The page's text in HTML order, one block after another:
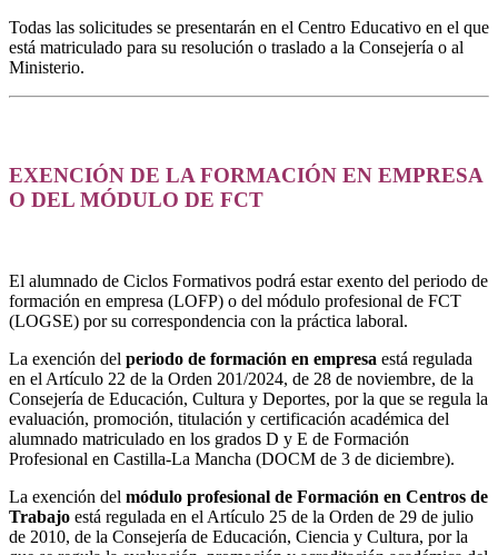
Todas las solicitudes se presentarán en el Centro Educativo en el que
está matriculado para su resolución o traslado a la Consejería o al
Ministerio.
EXENCIÓN DE LA FORMACIÓN EN EMPRESA
O DEL MÓDULO DE FCT
El alumnado de Ciclos Formativos podrá estar exento del periodo de
formación en empresa (LOFP) o del módulo profesional de FCT
(LOGSE) por su correspondencia con la práctica laboral.
La exención del periodo de formación en empresa está regulada
en el Artículo 22 de la Orden 201/2024, de 28 de noviembre, de la
Consejería de Educación, Cultura y Deportes, por la que se regula la
evaluación, promoción, titulación y certificación académica del
alumnado matriculado en los grados D y E de Formación
Profesional en Castilla-La Mancha (DOCM de 3 de diciembre).
La exención del módulo profesional de Formación en Centros de
Trabajo está regulada en el Artículo 25 de la Orden de 29 de julio
de 2010, de la Consejería de Educación, Ciencia y Cultura, por la